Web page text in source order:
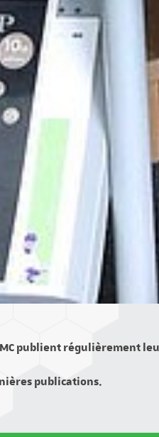
publient régulièrement
publications.